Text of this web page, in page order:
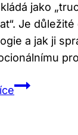
jako
Je
a jak ji
Grieving: